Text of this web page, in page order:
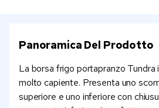
Panoramica Del Prodotto
La borsa frigo portapranzo Tundra
molto capiente. Presenta uno
superiore e uno inferiore con